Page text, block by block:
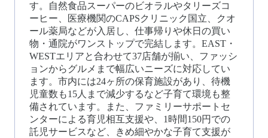
す。自然食品スーパーのビオラルやタリーズコ
ーヒー、医療機関のCAPSクリニック国立、クオ
ール薬局などが入居し、仕事帰りや休日の買い
物・通院がワンストップで完結します。EAST・
WESTエリアと合わせて37店舗が揃い、ファッシ
ョンからグルメまで幅広いニーズに対応してい
ます。市内には24ヶ所の保育施設があり、待機
児童数も15人まで減少するなど子育て環境も整
備されています。また、ファミリーサポートセ
ンターによる育児相互支援や、1時間150円での
託児サービスなど、きめ細やかな子育て支援が